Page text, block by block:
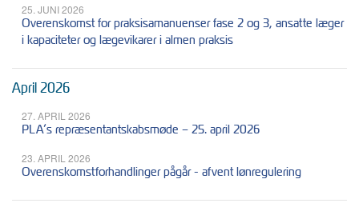
25. JUNI 2026
Overenskomst for praksisamanuenser fase 2 og 3, ansatte læger
i kapaciteter og lægevikarer i almen praksis
April 2026
27. APRIL 2026
PLA’s repræsentantskabsmøde – 25. april 2026
23. APRIL 2026
Overenskomstforhandlinger pågår - afvent lønregulering